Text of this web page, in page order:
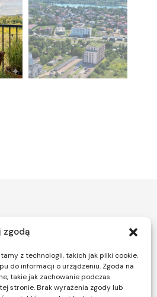
zgodą
z technologii, takich jak pliki cookie,
do informacji o urządzeniu. Zgoda na
takie jak zachowanie podczas
stronie. Brak wyrażenia zgody lub